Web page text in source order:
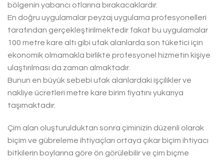
bölgenin yabancı otlarına bırakacaklardır.
En doğru uygulamalar peyzaj uygulama profesyonelleri
tarafından gerçekleştirilmektedir fakat bu uygulamalar
100 metre kare altı gibi ufak alanlarda son tüketici için
ekonomik olmamakla birlikte profesyonel hizmetin kişiye
ulaştırılması da zaman almaktadır.
Bunun en büyük sebebi ufak alanlardaki işçilikler ve
nakliye ücretleri metre kare birim fiyatını yukarıya
taşımaktadır.
Çim alan oluşturulduktan sonra çiminizin düzenli olarak
biçim ve gübreleme ihtiyaçları ortaya çıkar biçim ihtiyacı
bitkilerin boylarına göre ön görülebilir ve çim biçme